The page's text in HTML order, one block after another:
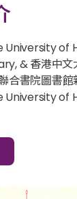
University of
& 香港中文
合書院圖書
University of